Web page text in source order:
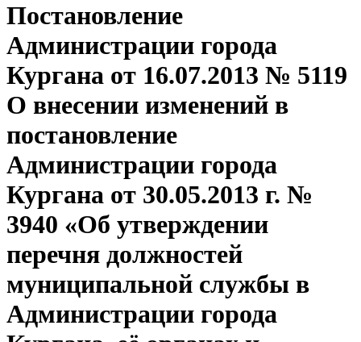
Постановление
Администрации города
Кургана от 16.07.2013 № 5119
О внесении изменений в
постановление
Администрации города
Кургана от 30.05.2013 г. №
3940 «Об утверждении
перечня должностей
муниципальной службы в
Администрации города